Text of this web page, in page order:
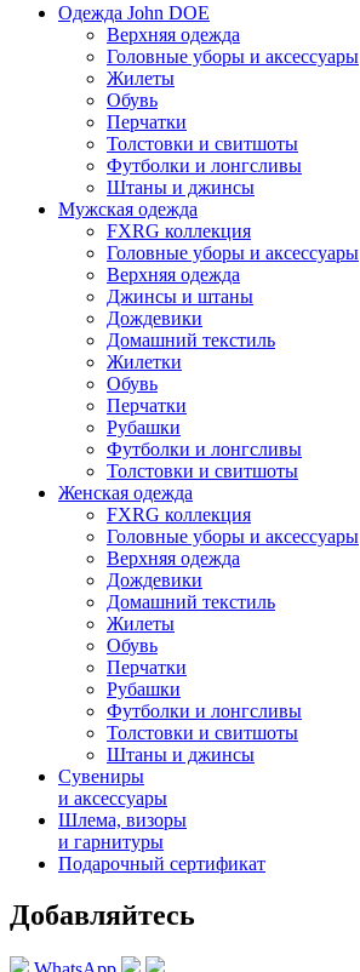
Одежда John DOE
Верхняя одежда
Головные уборы и аксессуары
Жилеты
Обувь
Перчатки
Толстовки и свитшоты
Футболки и лонгсливы
Штаны и джинсы
Мужская одежда
FXRG коллекция
Головные уборы и аксессуары
Верхняя одежда
Джинсы и штаны
Дождевики
Домашний текстиль
Жилетки
Обувь
Перчатки
Рубашки
Футболки и лонгсливы
Толстовки и свитшоты
Женская одежда
FXRG коллекция
Головные уборы и аксессуары
Верхняя одежда
Дождевики
Домашний текстиль
Жилеты
Обувь
Перчатки
Рубашки
Футболки и лонгсливы
Толстовки и свитшоты
Штаны и джинсы
Сувениры
и аксессуары
Шлема, визоры
и гарнитуры
Подарочный сертификат
Добавляйтесь